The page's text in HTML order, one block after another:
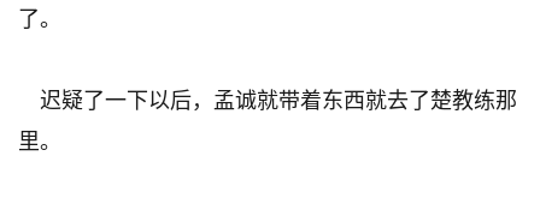
了。
迟疑了一下以后，孟诚就带着东西就去了楚教练那
里。